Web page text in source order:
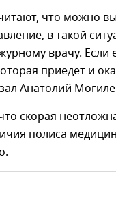
что можно
в такой
врачу. Если
приедет и
Анатолий
скорая
полиса